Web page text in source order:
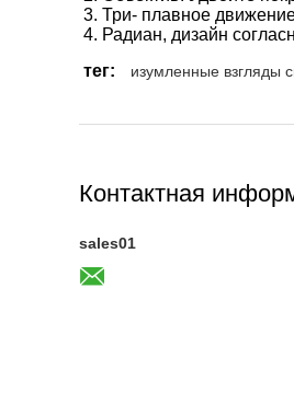
3. Три- плавное
4. Радиан, дизайн
тег:
изумленные взгляды
Контактная
sales01